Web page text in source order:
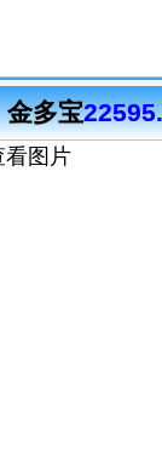
金多宝